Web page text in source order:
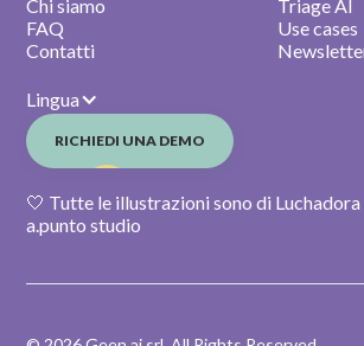
Chi siamo
FAQ
Contatti
Triage AI
Use cases
Lingua
RICHIEDI UNA DEMO
🤍 Tutte le illustrazioni sono di
a.punto studio